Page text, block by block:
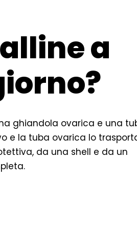
a
ghiandola ovarica e una
e la tuba ovarica lo
da una shell e da un